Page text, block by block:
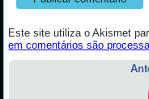
Este site utiliza o Akismet
em comentários são